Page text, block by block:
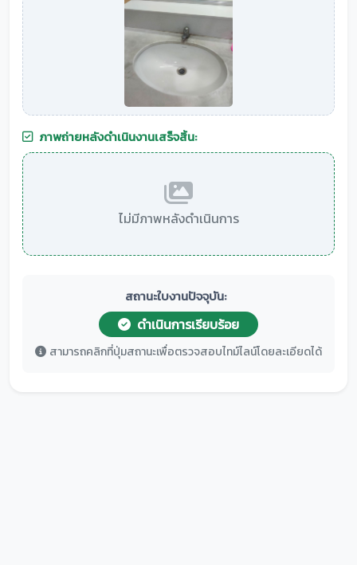
ภาพถ่ายหลังดำเนินงานเสร็จสิ้น:
ไม่มีภาพหลังดำเนินการ
สถานะใบงานปัจจุบัน:
ดำเนินการเรียบร้อย
สามารถคลิกที่ปุ่มสถานะเพื่อตรวจสอบไทม์ไลน์โดยละเอียดได้